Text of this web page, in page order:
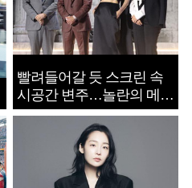
빨려들어갈 듯 스크린 속
시공간 변주…놀란의 메시
지는 ‘전쟁 속죄’